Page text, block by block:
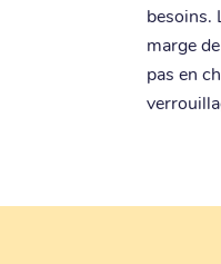
besoins.
marge
pas en